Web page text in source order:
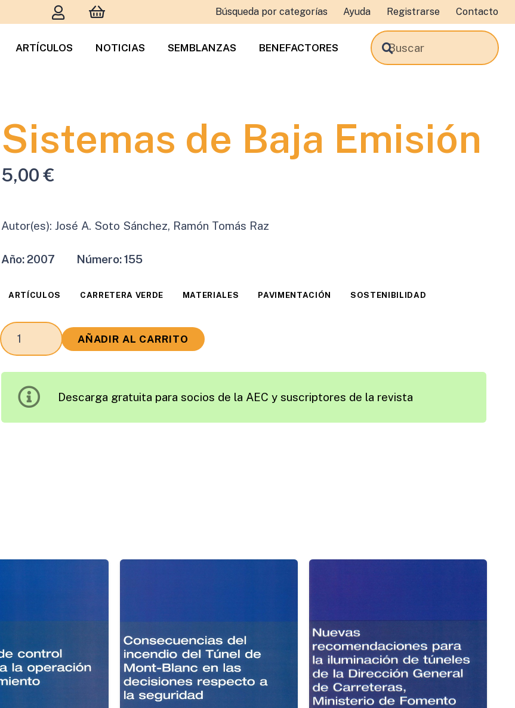
Búsqueda por categorías Ayuda Registrarse Contacto
ARTÍCULOS NOTICIAS SEMBLANZAS BENEFACTORES
Sistemas de Baja Emisión
5,00€
Autor(es): José A. Soto Sánchez, Ramón Tomás Raz
Año:2007 Número:155
ARTÍCULOS CARRETERA VERDE MATERIALES PAVIMENTACIÓN SOSTENIBILIDAD
Sistemas
de
cantidad
AÑADIR AL CARRITO
Descarga gratuita para socios de la AEC y suscriptores de la revista